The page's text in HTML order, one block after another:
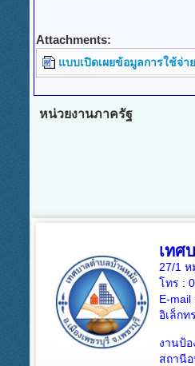
Attachments:
แบบเปิดเผยข้อมูลการใช้จ่า
หน่วยงานภาครัฐ
เทศ
27/1
โทร :
E-mail
อิเล็กท
งานป้
สถานี